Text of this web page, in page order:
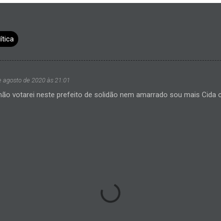
agosto de 2020 às 21:01
votarei neste prefeito de solidão nem amarrado sou mais Cida